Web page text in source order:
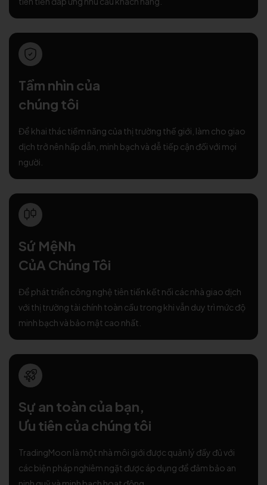
Tầm nhìn của
chúng tôi
Để khai thác tiềm năng của thị trường thế giới, làm cho giao
dịch trở nên hấp dẫn, minh bạch và dễ tiếp cận đối với mọi
người.
Sứ MệNh
CủA Chúng Tôi
Để phát triển công nghệ tiên tiến kết nối các nhà giao dịch
với thị trường tài chính toàn cầu trong khi vẫn duy trì mức độ
minh bạch và bảo mật cao nhất.
Sự an toàn của bạn,
Ưu tiên của chúng tôi
TradingMoon là một nhà môi giới được quản lý đầy đủ với
các biện pháp nghiêm ngặt được áp dụng để đảm bảo an